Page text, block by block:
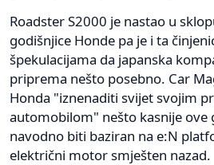
Roadster S2000 je nastao u
godišnjice Honde pa je i ta
špekulacijama da japanska
priprema nešto posebno. Car
Honda "iznenaditi svijet svojim
automobilom" nešto kasnije ove
navodno biti baziran na e:N
električni motor smješten nazad.